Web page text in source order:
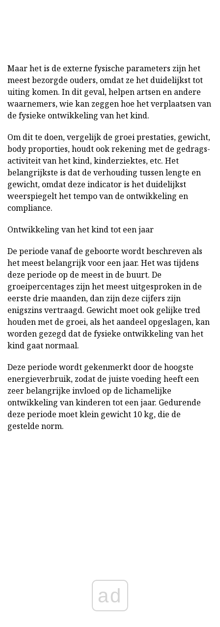
Maar het is de externe fysische parameters zijn het
meest bezorgde ouders, omdat ze het duidelijkst tot
uiting komen. In dit geval, helpen artsen en andere
waarnemers, wie kan zeggen hoe het verplaatsen van
de fysieke ontwikkeling van het kind.
Om dit te doen, vergelijk de groei prestaties, gewicht,
body proporties, houdt ook rekening met de gedrags-
activiteit van het kind, kinderziektes, etc. Het
belangrijkste is dat de verhouding tussen lengte en
gewicht, omdat deze indicator is het duidelijkst
weerspiegelt het tempo van de ontwikkeling en
compliance.
Ontwikkeling van het kind tot een jaar
De periode vanaf de geboorte wordt beschreven als
het meest belangrijk voor een jaar. Het was tijdens
deze periode op de meest in de buurt. De
groeipercentages zijn het meest uitgesproken in de
eerste drie maanden, dan zijn deze cijfers zijn
enigszins vertraagd. Gewicht moet ook gelijke tred
houden met de groei, als het aandeel opgeslagen, kan
worden gezegd dat de fysieke ontwikkeling van het
kind gaat normaal.
Deze periode wordt gekenmerkt door de hoogste
energieverbruik, zodat de juiste voeding heeft een
zeer belangrijke invloed op de lichamelijke
ontwikkeling van kinderen tot een jaar. Gedurende
deze periode moet klein gewicht 10 kg, die de
gestelde norm.
ad